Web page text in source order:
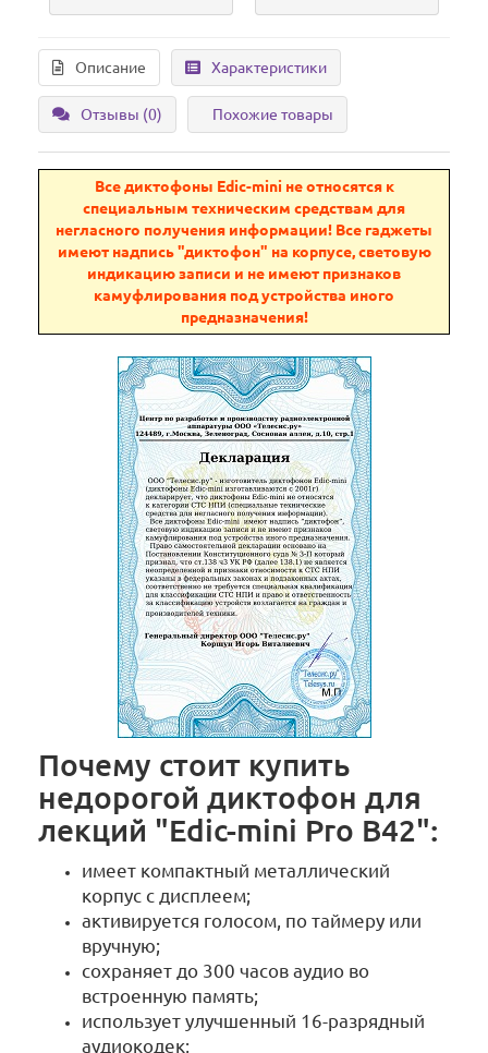
Описание Характеристики
Отзывы (0) Похожие товары
Все диктофоны Edic-mini не относятся к
специальным техническим средствам для
негласного получения информации! Все гаджеты
имеют надпись "диктофон" на корпусе, световую
индикацию записи и не имеют признаков
камуфлирования под устройства иного
предназначения!
Почему стоит купить
недорогой диктофон для
лекций "Edic-mini Pro B42":
имеет компактный металлический
корпус с дисплеем;
активируется голосом, по таймеру или
вручную;
сохраняет до 300 часов аудио во
встроенную память;
использует улучшенный 16-разрядный
аудиокодек;